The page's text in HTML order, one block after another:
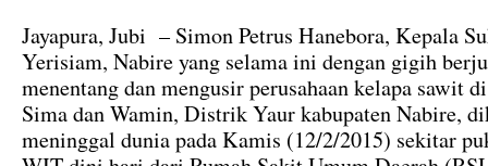
Jayapura, Jubi – Simon Petrus Hanebora, Kepala
Yerisiam, Nabire yang selama ini dengan gigih
menentang dan mengusir perusahaan kelapa sawit
Sima dan Wamin, Distrik Yaur kabupaten Nabire,
meninggal dunia pada Kamis (12/2/2015) sekitar